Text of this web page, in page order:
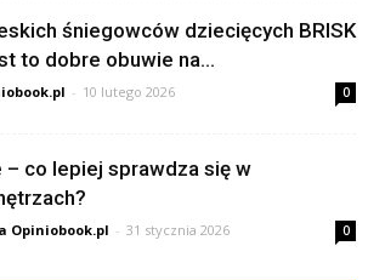
śniegowców dziecięcych BRISK
to dobre obuwie na...
- 10 lutego 2026 0
– co lepiej sprawdza się w
Opiniobook.pl - 31 stycznia 2026 0